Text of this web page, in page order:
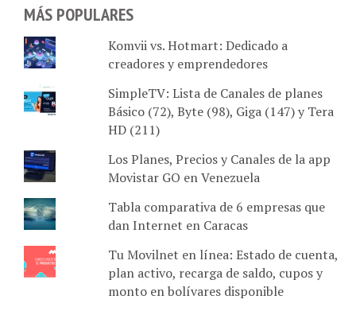
MÁS POPULARES
Komvii vs. Hotmart: Dedicado a
creadores y emprendedores
SimpleTV: Lista de Canales de planes
Básico (72), Byte (98), Giga (147) y Tera
HD (211)
Los Planes, Precios y Canales de la app
Movistar GO en Venezuela
Tabla comparativa de 6 empresas que
dan Internet en Caracas
Tu Movilnet en línea: Estado de cuenta,
plan activo, recarga de saldo, cupos y
monto en bolívares disponible